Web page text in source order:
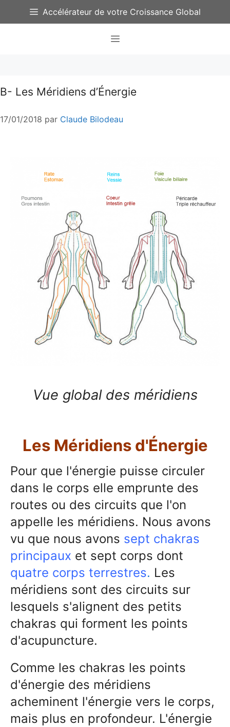
Accélérateur de votre Croissance Global
Menu
B- Les Méridiens d’Énergie
17/01/2018 par Claude Bilodeau
Vue global des méridiens
Les Méridiens d'Énergie
Pour que l'énergie puisse circuler
dans le corps elle emprunte des
routes ou des circuits que l'on
appelle les méridiens. Nous avons
vu que nous avons sept chakras
principaux et sept corps dont
quatre corps terrestres. Les
méridiens sont des circuits sur
lesquels s'alignent des petits
chakras qui forment les points
d'acupuncture.
Comme les chakras les points
d'énergie des méridiens
acheminent l'énergie vers le corps,
mais plus en profondeur. L'énergie